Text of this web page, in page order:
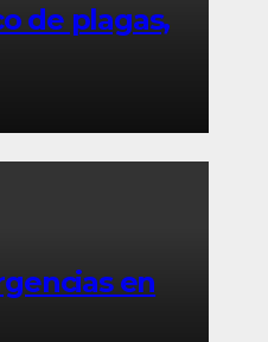
de plagas,
en